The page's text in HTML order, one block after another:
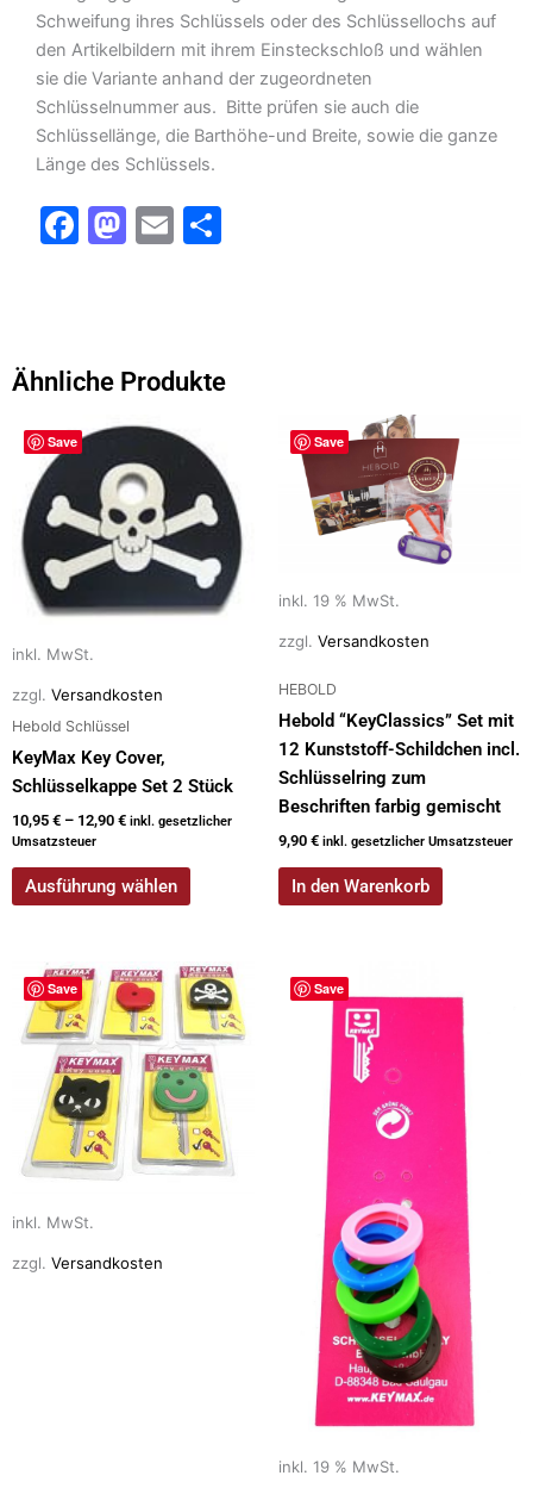
Schweifung ihres Schlüssels oder des Schlüssellochs auf
den Artikelbildern mit ihrem Einsteckschloß und wählen
sie die Variante anhand der zugeordneten
Schlüsselnummer aus. Bitte prüfen sie auch die
Schlüssellänge, die Barthöhe-und Breite, sowie die ganze
Länge des Schlüssels.
F
b
o
k
M
d
o
n
E
Ähnliche Produkte
Save
inkl. MwSt.
zzgl. Versandkosten
Hebold Schlüssel
KeyMax Key Cover,
Schlüsselkappe Set 2 Stück
10,95 € – 12,90 € inkl. gesetzlicher
Umsatzsteuer
Ausführung wählen
Dieses
Produkt
weist
mehrere
Varianten
auf.
Die
können
gewählt
werden
Save
inkl. 19 % MwSt.
zzgl. Versandkosten
HEBOLD
Hebold “KeyClassics” Set mit
12 Kunststoff-Schildchen incl.
Schlüsselring zum
Beschriften farbig gemischt
9,90 € inkl. gesetzlicher Umsatzsteuer
In den Warenkorb
Save
inkl. MwSt.
zzgl. Versandkosten
Dieses
Produkt
weist
mehrere
Varianten
auf.
Die
Optionen
auf
der
Save
inkl. 19 % MwSt.